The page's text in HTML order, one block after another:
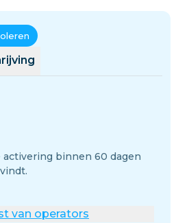
activering binnen 60 dagen
van operators